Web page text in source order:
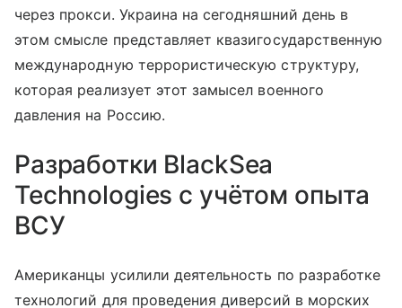
через прокси. Украина на сегодняшний день в
этом смысле представляет квазигосударственную
международную террористическую структуру,
которая реализует этот замысел военного
давления на Россию.
Разработки BlackSea
Technologies с учётом опыта
ВСУ
Американцы усилили деятельность по разработке
технологий для проведения диверсий в морских